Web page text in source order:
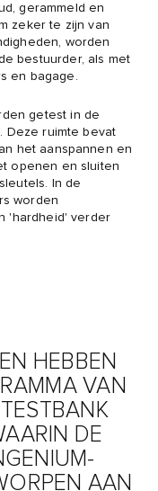
gerammeld en
zeker te zijn van
worden
bestuurder, als met
en bagage.
getest in de
Deze ruimte bevat
het aanspannen en
openen en sluiten
In de
worden
'hardheid' verder
HEBBEN
VAN
DE
AAN